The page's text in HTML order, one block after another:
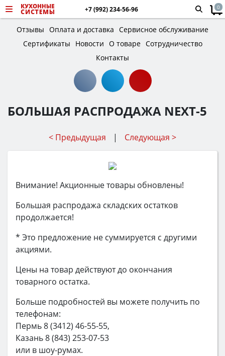
+7 (992) 234-56-96 0
Отзывы Оплата и доставка Сервисное обслуживание
Сертификаты
Новости О товаре Сотрудничество
Контакты
БОЛЬШАЯ РАСПРОДАЖА NEXT-5
< Предыдущая | Следующая >
Внимание! Акционные товары обновлены!
Большая распродажа складских остатков
продолжается!
* Это предложение не суммируется с другими
акциями.
Цены на товар действуют до окончания
товарного остатка.
Больше подробностей вы можете получить по
телефонам:
Пермь 8 (3412) 46-55-55,
Казань 8 (843) 253-07-53
или в шоу-румах.